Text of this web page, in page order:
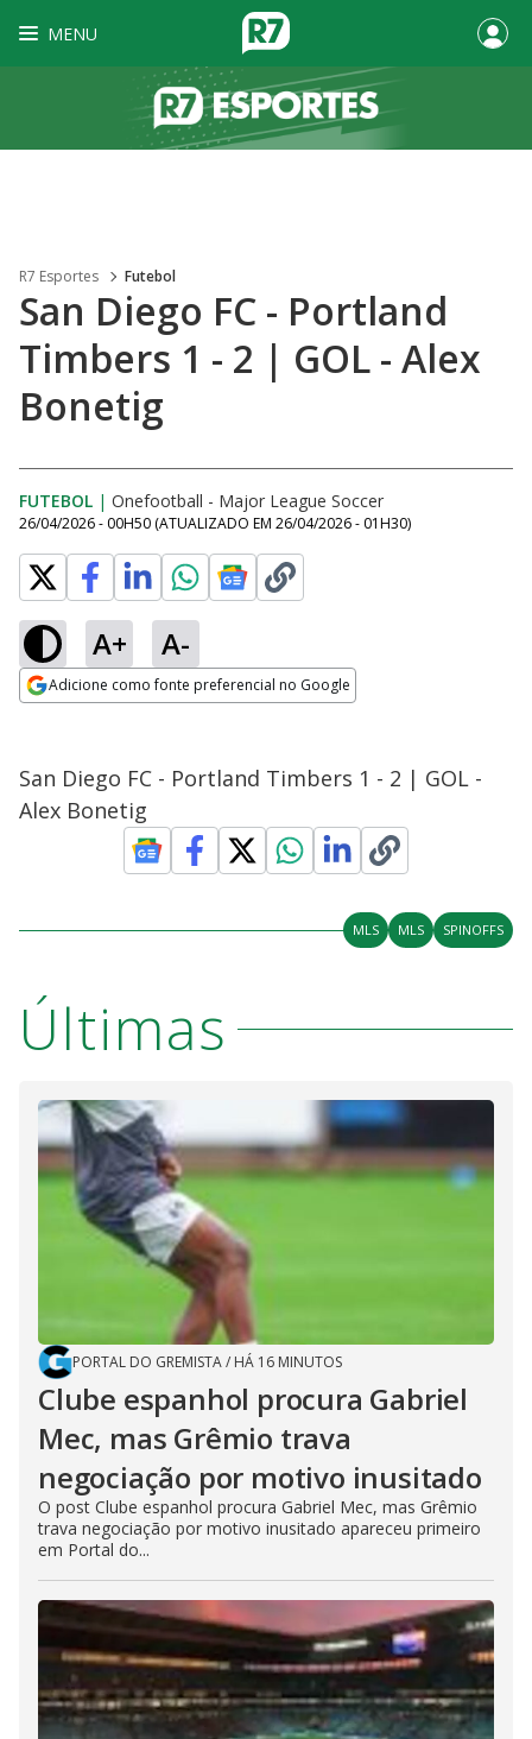
MENU
R7 Esportes Futebol
San Diego FC - Portland
Timbers 1 - 2 | GOL - Alex
Bonetig
FUTEBOL | Onefootball - Major League Soccer
26/04/2026 - 00H50 (ATUALIZADO EM 26/04/2026 - 01H30)
A+ A-
Adicione como fonte preferencial no Google
San Diego FC - Portland Timbers 1 - 2 | GOL -
Alex Bonetig
MLS MLS SPINOFFS
Últimas
PORTAL DO GREMISTA/ HÁ 16 MINUTOS
Clube espanhol procura Gabriel
Mec, mas Grêmio trava
negociação por motivo inusitado
O post Clube espanhol procura Gabriel Mec, mas Grêmio
trava negociação por motivo inusitado apareceu primeiro
em Portal do...